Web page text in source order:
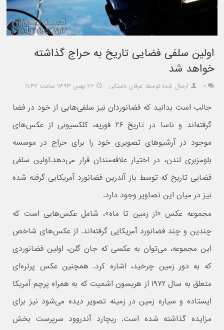
اولین سلفی‌ فضایی تاریخ به حراج گذاشته
خواهد شد
۰ ارسال شده توسط: عرفان باستانی ۲۲ بهمن ۱۳۹۳ ساعت ۱۱:۴۷
جالب است بدانید که فضانوردان نیز سلفی‌هایی از خود در فضا
گرفته‌اند و ناسا در تاریخ ۲۶ فوریه، کلکسیونی از عکس‌های
موجود در آرشیو‌های تصویری خود را برای حراج در موسسه
بلومزبری لندن، در اختیار علاقه‌مندان قرار می‌دهد.اولین سلفی‌
فضایی تاریخ که توسط باز آلدرین فضانورد آمریکایی گرفته شده
نیز در میان این تصاویر وجود دارد.
مجموعه عکس «از زمین تا ماه»، شامل عکس‌هایی است که
چندین و چند فضانورد آمریکایی گرفته‌اند. از عکس‌های شاخص
این مجموعه، می‌توان به عکسی که جان گلن، اولین فضانوردی
که به دور زمین چرخید، اشاره کرد. همچنین عکس پرتره‌ای
متعلق به سال ۱۹۷۲ از هریسون اشمیت که به همراه پرچم آمریکا
ایستاده و سیاره زمین در زمینه تصویر دیده می‌شود نیز برای
مزایده گذاشته شده است. ریچارد آندروود سرپرست بخش